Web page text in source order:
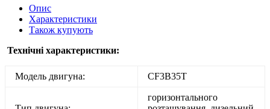
Опис
Характеристики
Також купують
Технічні характеристики:
Модель двигуна: CF3B35T
горизонтального